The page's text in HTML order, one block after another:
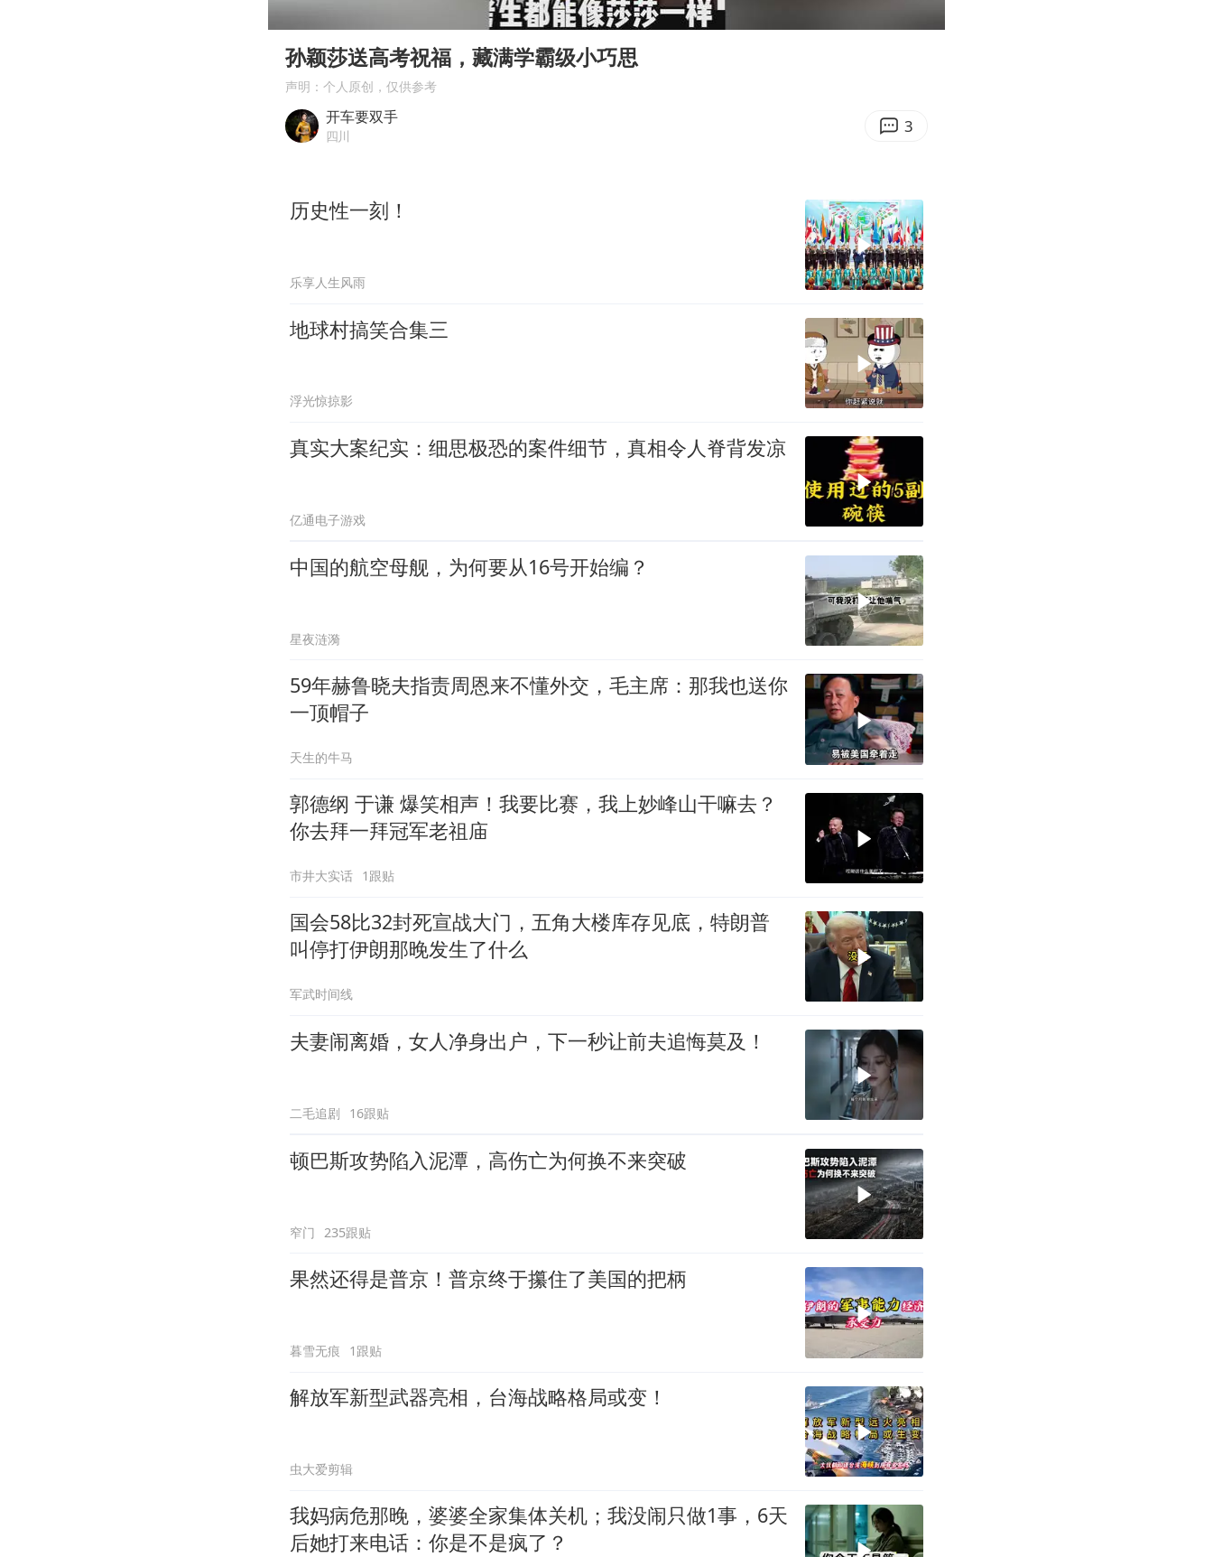
47岁妈妈突然产女 26岁女儿：很震惊
97岁英国奶奶飞上天再破吉尼斯纪录
孙颖莎送高考祝福，藏满学霸级小巧思
声明：个人原创，仅供参考
开车要双手
四川 3
历史性一刻！
乐享人生风雨
地球村搞笑合集三
浮光惊掠影
真实大案纪实：细思极恐的案件细节，真相令人脊背发凉
亿通电子游戏
中国的航空母舰，为何要从16号开始编？
星夜涟漪
59年赫鲁晓夫指责周恩来不懂外交，毛主席：那我也送你
一顶帽子
天生的牛马
郭德纲 于谦 爆笑相声！我要比赛，我上妙峰山干嘛去？
你去拜一拜冠军老祖庙
市井大实话 1跟贴
国会58比32封死宣战大门，五角大楼库存见底，特朗普
叫停打伊朗那晚发生了什么
军武时间线
夫妻闹离婚，女人净身出户，下一秒让前夫追悔莫及！
二毛追剧 16跟贴
顿巴斯攻势陷入泥潭，高伤亡为何换不来突破
窄门 235跟贴
果然还得是普京！普京终于攥住了美国的把柄
暮雪无痕 1跟贴
解放军新型武器亮相，台海战略格局或变！
虫大爱剪辑
我妈病危那晚，婆婆全家集体关机；我没闹只做1事，6天
后她打来电话：你是不是疯了？